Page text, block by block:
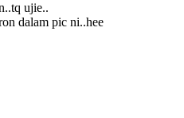
ujie..
dalam pic ni..hee